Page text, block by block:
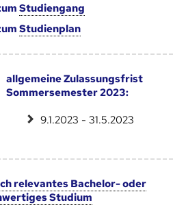
Studien­gang
Studien­plan
allgemeine Zulassungsfrist
Sommersemester 2023:
9.1.2023 - 31.5.2023
relevantes Bachelor- oder
Studium